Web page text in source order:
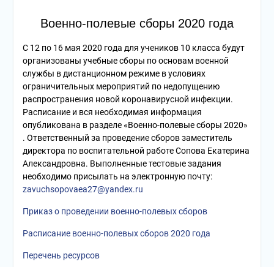
Военно-полевые сборы 2020 года
С 12 по 16 мая 2020 года для учеников 10 класса будут
организованы учебные сборы по основам военной
службы в дистанционном режиме в условиях
ограничительных мероприятий по недопущению
распространения новой коронавирусной инфекции.
Расписание и вся необходимая информация
опубликована в разделе «Военно-полевые сборы 2020»
. Ответственный за проведение сборов заместитель
директора по воспитательной работе Сопова Екатерина
Александровна. Выполненные тестовые задания
необходимо присылать на электронную почту:
zavuchsopovaea27@yandex.ru
Приказ о проведении военно-полевых сборов
Расписание военно-полевых сборов 2020 года
Перечень ресурсов